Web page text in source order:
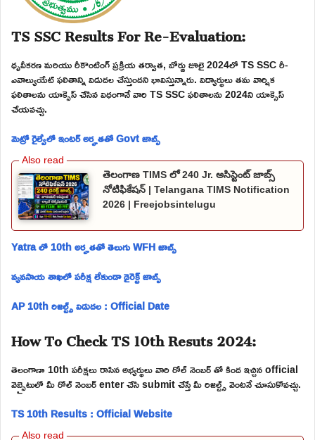
TS SSC Results For Re-Evaluation:
ధృవీకరణ మరియు రీకౌంటింగ్ ప్రక్రియ తర్వాత, బోర్డు జూలై 2024లో TS SSC రీ-
ఎవాల్యుయేట్ ఫలితాన్ని విడుదల చేస్తుందని భావిస్తున్నారు. విద్యార్థులు తమ వార్షిక
ఫలితాలను యాక్సెస్ చేసిన విధంగానే వారి TS SSC ఫలితాలను 2024ని యాక్సెస్
చేయవచ్చు.
మెట్రో రైల్వేలో ఇంటర్ అర్హతతో Govt జాబ్స్
తెలంగాణ TIMS లో 240 Jr. అసిస్టెంట్ జాబ్స్
నోటిఫికేషన్ | Telangana TIMS Notification
2026 | Freejobsintelugu
Yatra లో 10th అర్హతతో తెలుగు WFH జాబ్స్
వ్యవసాయ శాఖలో పరీక్ష లేకుండా డైరెక్ట్ జాబ్స్
AP 10th రిజల్ట్స్ విడుదల : Official Date
How To Check TS 10th Resuts 2024:
తెలంగాణా 10th పరీక్షలు రాసిన అభ్యర్థులు వారి రోల్ నెంబర్ తో కింద ఇచ్చిన official
వెబ్సైటులో మీ రోల్ నెంబర్ enter చేసి submit చేస్తే మీ రిజల్ట్స్ వెంటనే చూసుకోవచ్చు.
TS 10th Results : Official Website